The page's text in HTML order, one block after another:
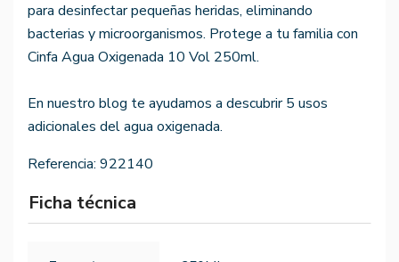
para desinfectar pequeñas heridas, eliminando
bacterias y microorganismos. Protege a tu familia con
Cinfa Agua Oxigenada 10 Vol 250ml.
En nuestro blog te ayudamos a descubrir 5 usos
adicionales del agua oxigenada.
Referencia: 922140
Ficha técnica